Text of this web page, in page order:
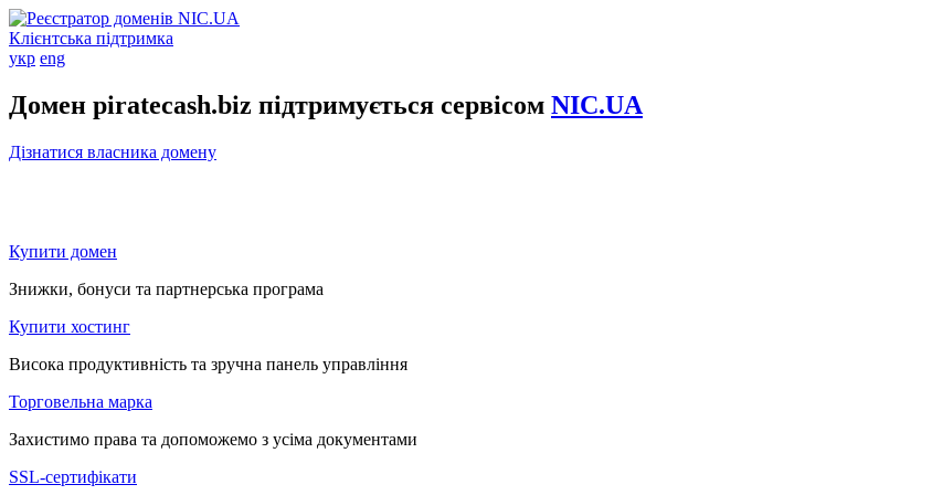
Клієнтська підтримка
укр eng
Домен piratecash.biz підтримується сервісом NIC.UA
Дізнатися власника домену
Купити домен
Знижки, бонуси та партнерська програма
Купити хостинг
Висока продуктивність та зручна панель управління
Торговельна марка
Захистимо права та допоможемо з усіма документами
SSL-сертифікати